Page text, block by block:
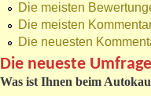
Die meisten
Die meisten
Die neuesten
Die neueste Umfrage
Was ist Ihnen beim